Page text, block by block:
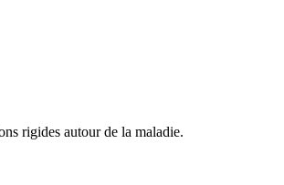
rigides autour de la maladie.